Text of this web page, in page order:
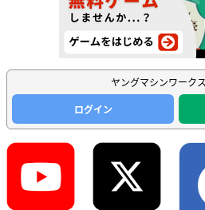
ヤングマシンワーク
ログイン